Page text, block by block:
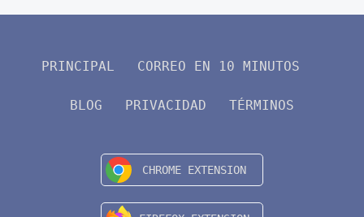
PRINCIPAL CORREO EN 10 MINUTOS
BLOG PRIVACIDAD TÉRMINOS